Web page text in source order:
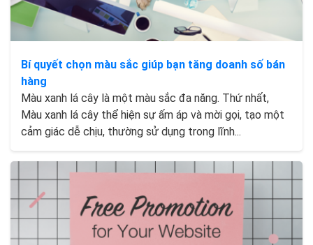
Bí quyết chọn màu sắc giúp bạn tăng doanh số bán
hàng
Màu xanh lá cây là một màu sắc đa năng. Thứ nhất,
Màu xanh lá cây thể hiện sự ấm áp và mời gọi, tạo một
cảm giác dễ chịu, thường sử dụng trong lĩnh...